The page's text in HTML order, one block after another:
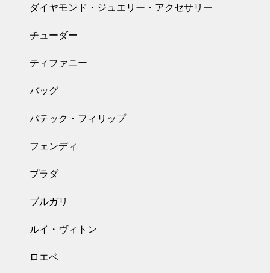
ダイヤモンド・ジュエリー・アクセサリー
チューダー
ティファニー
バッグ
パテック・フィリップ
フェンディ
プラダ
ブルガリ
ルイ・ヴィトン
ロエベ